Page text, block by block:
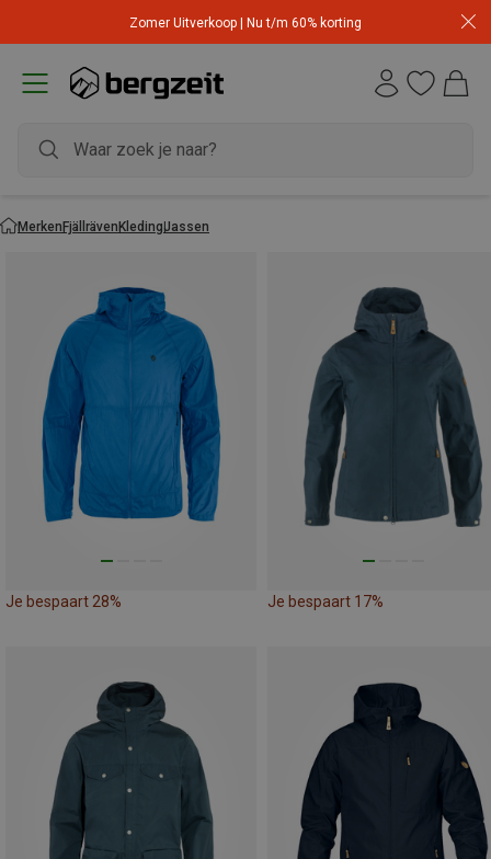
Zomer Uitverkoop | Nu t/m 60% korting
MerkenFjällrävenKledingJassen
Je bespaart 28% Je bespaart 17%